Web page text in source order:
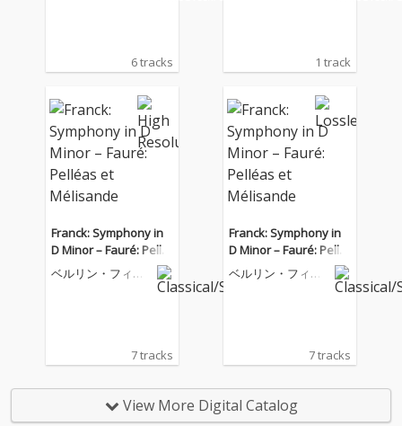
6 tracks 1 track
Franck: Symphony in
D Minor – Fauré: Pellé
as et Mélisande
ベルリン・フィル
7 tracks
Franck: Symphony in
D Minor – Fauré: Pellé
as et Mélisande
ベルリン・フィル
7 tracks
View More Digital Catalog